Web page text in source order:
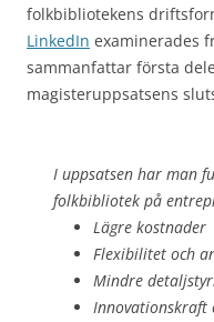
folkbibliotekens
LinkedIn examinerades
sammanfattar första
magisteruppsatsens
I uppsatsen har man
folkbibliotek på
Lägre kostnader
Flexibilitet och
Mindre
Innovationskraft